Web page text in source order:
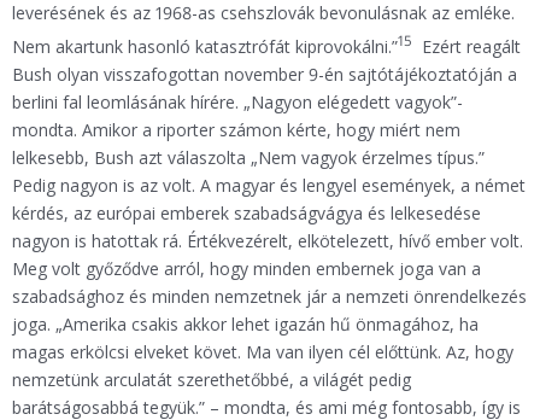
leverésének és az 1968-as csehszlovák bevonulásnak az emléke.
Nem akartunk hasonló katasztrófát kiprovokálni.”15
Ezért reagált
Bush olyan visszafogottan november 9-én sajtótájékoztatóján a
berlini fal leomlásának hírére. „Nagyon elégedett vagyok”-
mondta. Amikor a riporter számon kérte, hogy miért nem
lelkesebb, Bush azt válaszolta „Nem vagyok érzelmes típus.”
Pedig nagyon is az volt. A magyar és lengyel események, a német
kérdés, az európai emberek szabadságvágya és lelkesedése
nagyon is hatottak rá. Értékvezérelt, elkötelezett, hívő ember volt.
Meg volt győződve arról, hogy minden embernek joga van a
szabadsághoz és minden nemzetnek jár a nemzeti önrendelkezés
joga. „Amerika csakis akkor lehet igazán hű önmagához, ha
magas erkölcsi elveket követ. Ma van ilyen cél előttünk. Az, hogy
nemzetünk arculatát szerethetőbbé, a világét pedig
barátságosabbá tegyük.” – mondta, és ami még fontosabb, így is